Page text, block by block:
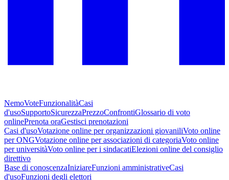
NemoVoteFunzionalitàCasi
d'usoSupportoSicurezzaPrezzoConfrontiGlossario di voto
onlinePrenota oraGestisci prenotazioni
Casi d'usoVotazione online per organizzazioni giovaniliVoto online
per ONGVotazione online per associazioni di categoriaVoto online
per universitàVoto online per i sindacatiElezioni online del consiglio
direttivo
Base di conoscenzaIniziareFunzioni amministrativeCasi
d'usoFunzioni degli elettori